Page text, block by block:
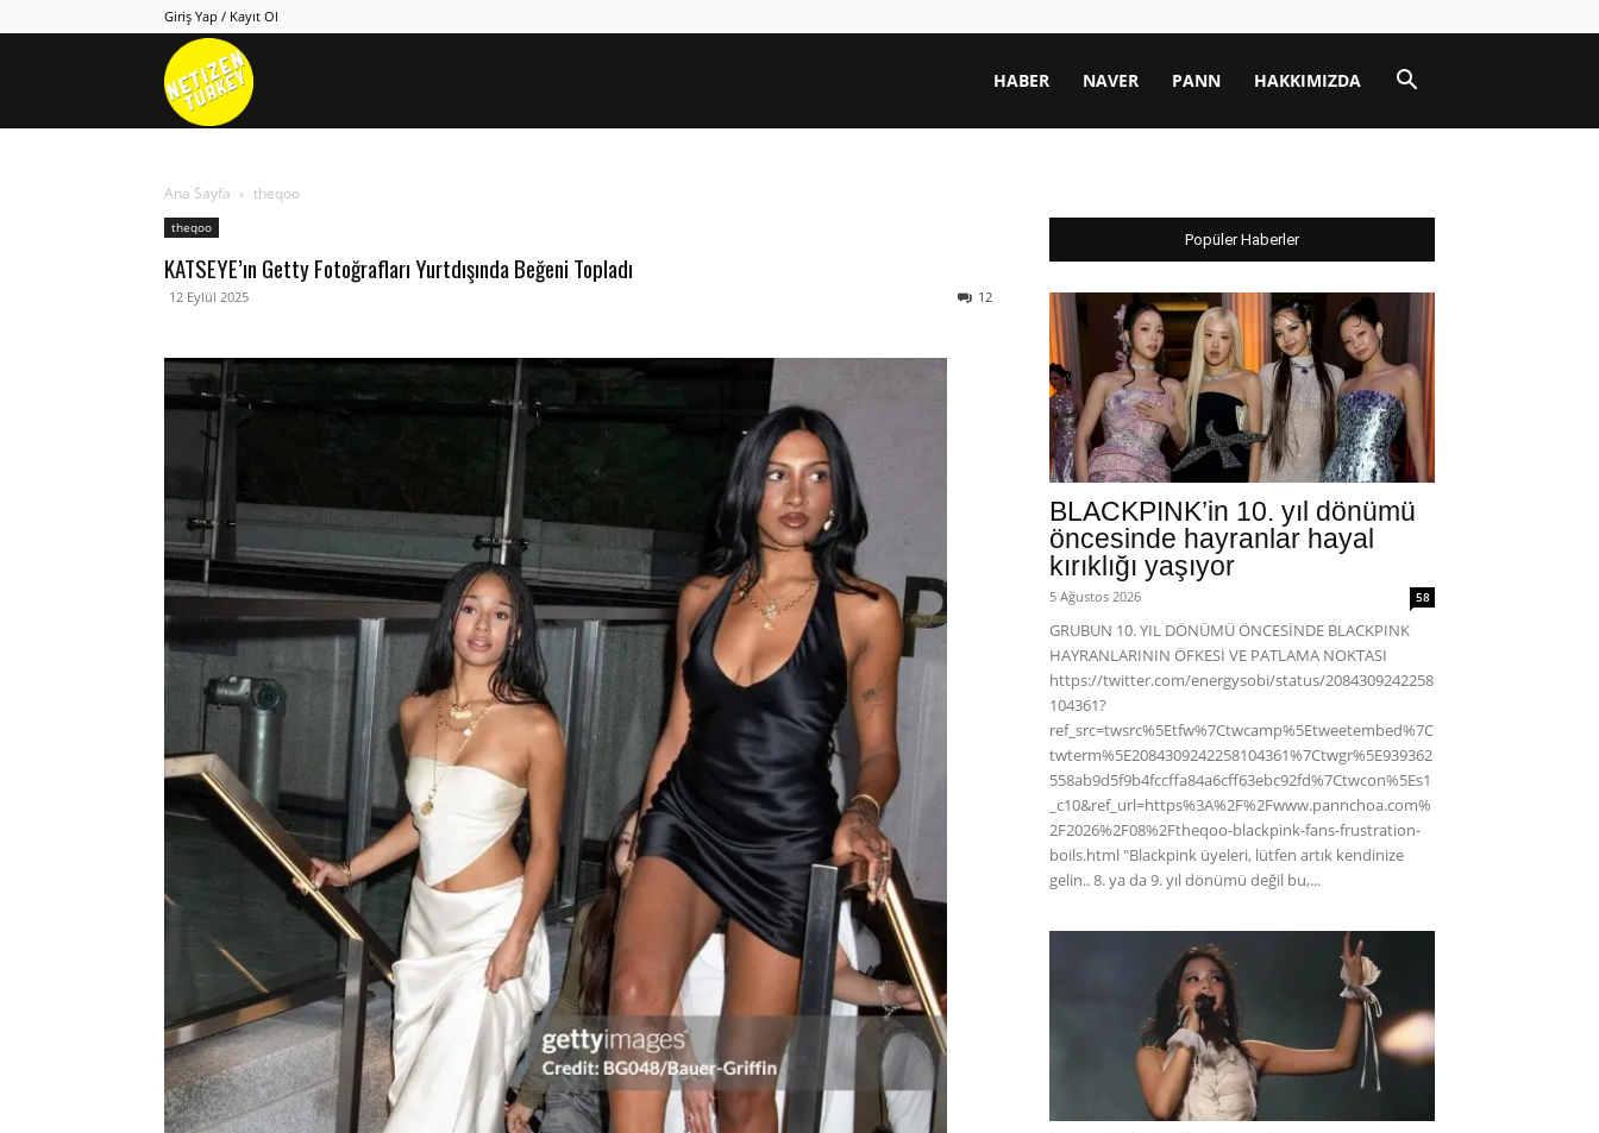
Giriş Yap / Kayıt Ol
Netizen HABER NAVER PANN HAKKIMIZDA
Ana Sayfa theqoo
theqoo
KATSEYE’ın Getty Fotoğrafları Yurtdışında Beğeni Topladı
12 Eylül 2025 12
Popüler Haberler
BLACKPINK’in 10. yıl dönümü
öncesinde hayranlar hayal
kırıklığı yaşıyor
5 Ağustos 2026 58
GRUBUN 10. YIL DÖNÜMÜ ÖNCESİNDE BLACKPINK
HAYRANLARININ ÖFKESİ VE PATLAMA NOKTASI
https://twitter.com/energysobi/status/2084309242258
104361?
ref_src=twsrc%5Etfw%7Ctwcamp%5Etweetembed%7C
twterm%5E2084309242258104361%7Ctwgr%5E939362
558ab9d5f9b4fccffa84a6cff63ebc92fd%7Ctwcon%5Es1
_c10&ref_url=https%3A%2F%2Fwww.pannchoa.com%
2F2026%2F08%2Ftheqoo-blackpink-fans-frustration-
boils.html "Blackpink üyeleri, lütfen artık kendinize
gelin.. 8. ya da 9. yıl dönümü değil bu,...